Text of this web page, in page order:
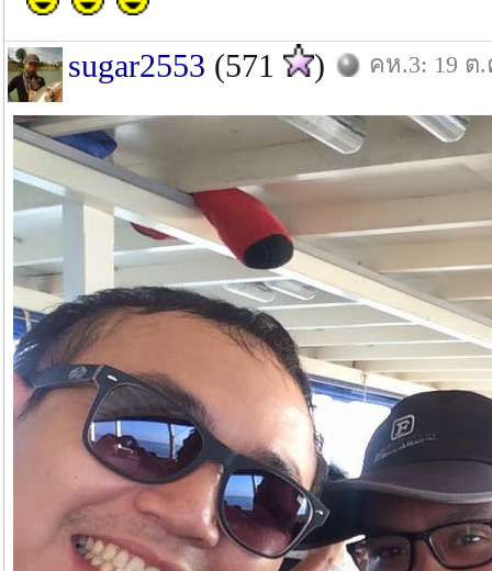
sugar2553 (571 ) คห.3: 19 ต.